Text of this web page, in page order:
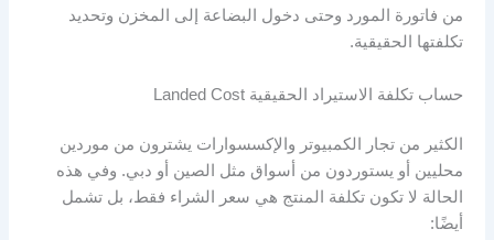
من فاتورة المورد وحتى دخول البضاعة إلى المخزن وتحديد
تكلفتها الحقيقية.
حساب تكلفة الاستيراد الحقيقية Landed Cost
الكثير من تجار الكمبيوتر والإكسسوارات يشترون من موردين
محليين أو يستوردون من أسواق مثل الصين أو دبي. وفي هذه
الحالة لا تكون تكلفة المنتج هي سعر الشراء فقط، بل تشمل
أيضًا: